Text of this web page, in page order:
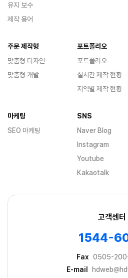
고객센터
1544-
Fax 0505-
E-mail
유지 보수
제작 용어
주문 제작형
맞춤형 디자인
맞춤형 개발
포트폴리오
포트폴리오
실시간 제작 현황
지역별 제작 현황
마케팅
SEO 마케팅
SNS
Naver Blog
Instagram
Youtube
Kakaotalk